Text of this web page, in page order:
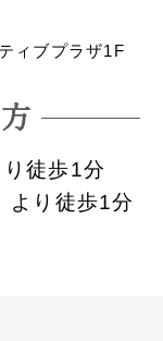
ィブプラザ1F
徒歩1分
より徒歩1分